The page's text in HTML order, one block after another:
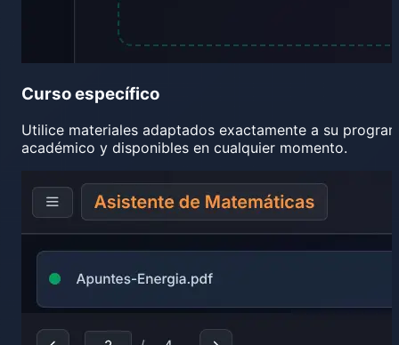
Curso específico
Utilice materiales adaptados exactamente a su
académico y disponibles en cualquier momento.